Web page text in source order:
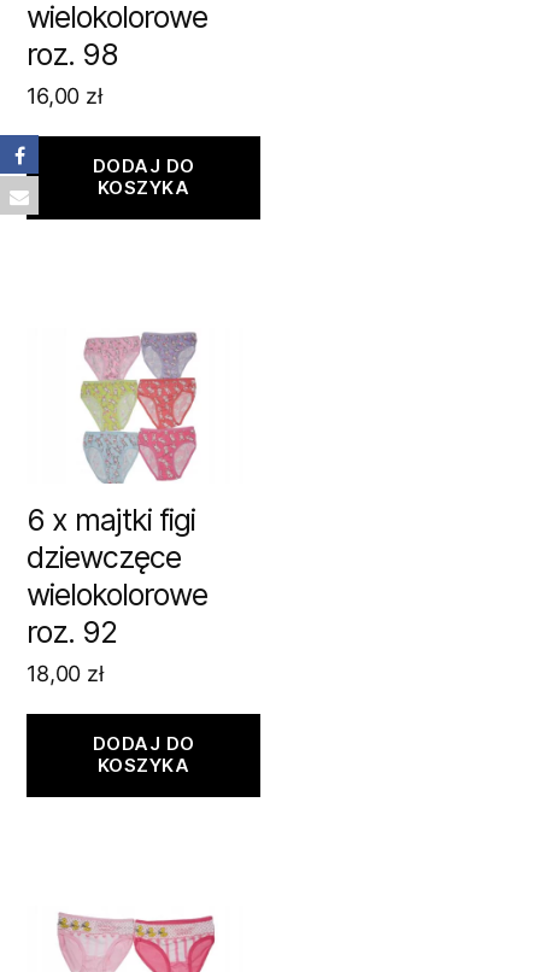
wielokolorowe
roz. 98
16,00 zł
DODAJ DO
KOSZYKA
6 x majtki figi
dziewczęce
wielokolorowe
roz. 92
18,00 zł
DODAJ DO
KOSZYKA